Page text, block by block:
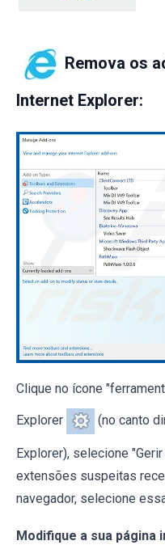
Remova os
Internet Explorer:
Clique no ícone
Explorer (no canto
Explorer), selecione
extensões suspeitas
navegador, selecione
Modifique a sua página